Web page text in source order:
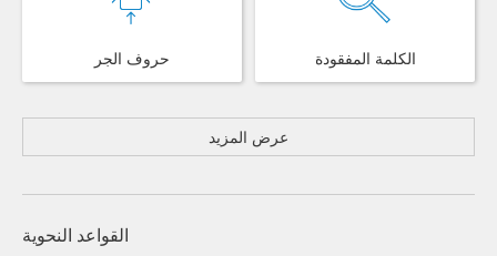
حروف الجر الكلمة المفقودة
عرض المزيد
القواعد النحوية